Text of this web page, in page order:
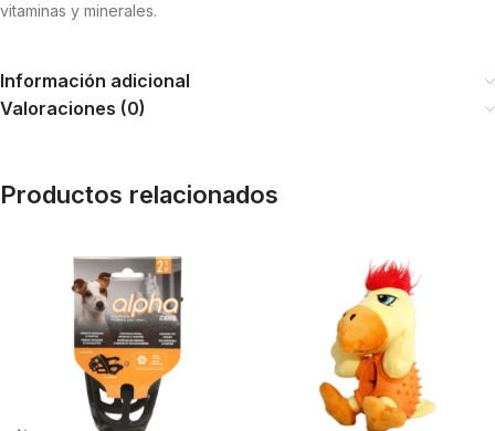
vitaminas y minerales.
Información adicional
Valoraciones (0)
Productos relacionados